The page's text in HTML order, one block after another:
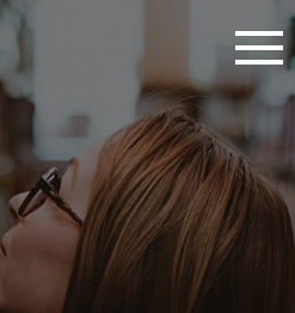
Knjižnica Mirana Jarca Novo